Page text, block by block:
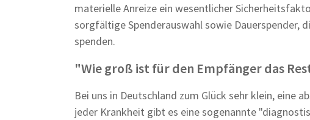
materielle Anreize ein wesentlicher
sorgfältige Spenderauswahl sowie Dauerspender,
spenden.
"Wie groß ist für den Empfänger das
Bei uns in Deutschland zum Glück sehr klein, eine
jeder Krankheit gibt es eine sogenannte